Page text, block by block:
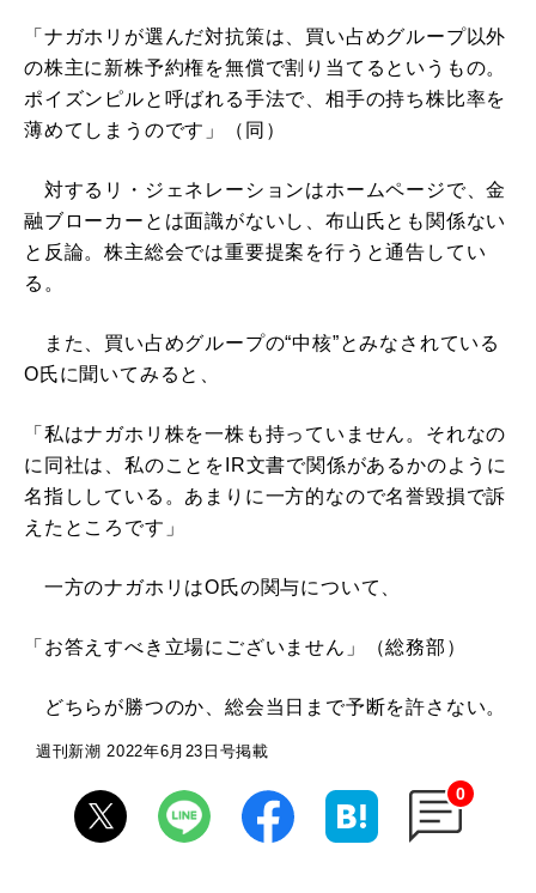
「ナガホリが選んだ対抗策は、買い占めグループ以外
の株主に新株予約権を無償で割り当てるというもの。
ポイズンピルと呼ばれる手法で、相手の持ち株比率を
薄めてしまうのです」（同）
対するリ・ジェネレーションはホームページで、金
融ブローカーとは面識がないし、布山氏とも関係ない
と反論。株主総会では重要提案を行うと通告してい
る。
また、買い占めグループの“中核”とみなされている
O氏に聞いてみると、
「私はナガホリ株を一株も持っていません。それなの
に同社は、私のことをIR文書で関係があるかのように
名指ししている。あまりに一方的なので名誉毀損で訴
えたところです」
一方のナガホリはO氏の関与について、
「お答えすべき立場にございません」（総務部）
どちらが勝つのか、総会当日まで予断を許さない。
週刊新潮 2022年6月23日号掲載
0